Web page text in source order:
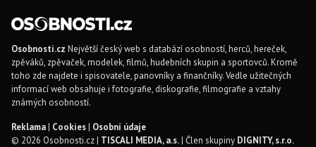
Osobnosti.cz Největší český web s databází osobností, herců, hereček,
zpěváků, zpěvaček, modelek, filmů, hudebních skupin a sportovců. Kromě
toho zde najdete i spisovatele, panovníky a finančníky. Vedle užitečných
informací web obsahuje i fotografie, diskografie, filmografie a vztahy
známých osobností.
Reklama| Cookies| Osobní údaje
© 2026 Osobnosti.cz | TISCALI MEDIA, a.s.| Člen skupiny DIGNITY, s.r.o.